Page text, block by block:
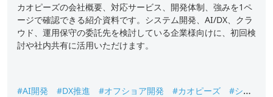
カオピーズの会社概要、対応サービス、開発体制、強みを1ペ
ージで確認できる紹介資料です。システム開発、AI/DX、クラ
ウド、運用保守の委託先を検討している企業様向けに、初回検
討や社内共有に活用いただけます。
#AI開発 #DX推進 #オフショア開発 #カオピーズ
#シス